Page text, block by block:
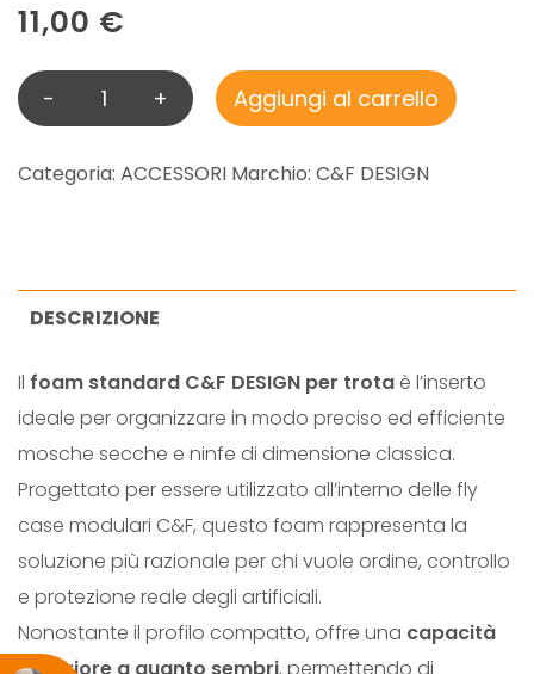
11,00 €
S
T
A
R
S
Y
S
T
E
M
F
O
- + Aggiungi al carrello
Categoria: ACCESSORI Marchio: C&F DESIGN
DESCRIZIONE
Il foam standard C&F DESIGN per trota è l’inserto
ideale per organizzare in modo preciso ed efficiente
mosche secche e ninfe di dimensione classica.
Progettato per essere utilizzato all’interno delle fly
case modulari C&F, questo foam rappresenta la
soluzione più razionale per chi vuole ordine, controllo
e protezione reale degli artificiali.
Nonostante il profilo compatto, offre una capacità